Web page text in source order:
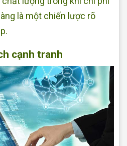
là một chiến lược rõ
cạnh tranh